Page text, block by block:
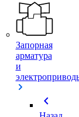
Запорная
арматура
и
chevron_left